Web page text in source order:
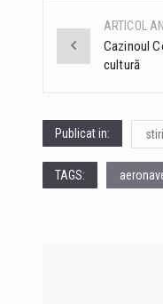
Post
navigation
ARTICOL
Cazinoul
cultură
Publicat in: stiri
TAGS: